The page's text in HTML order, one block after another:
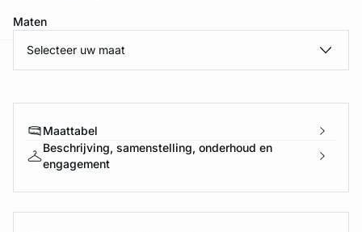
Maten
Selecteer uw maat
Maattabel
Beschrijving, samenstelling, onderhoud en
engagement